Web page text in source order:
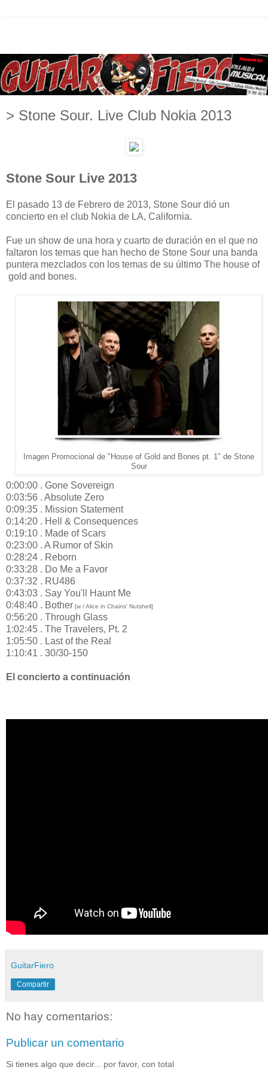
> Stone Sour. Live Club Nokia 2013
Stone Sour Live 2013
El pasado 13 de Febrero de 2013, Stone Sour dió un
concierto en el club Nokia de LA, California.
Fue un show de una hora y cuarto de duración en el que no
faltaron los temas que han hecho de Stone Sour una banda
puntera mezclados con los temas de su último The house of
gold and bones.
Imagen Promocional de "House of Gold and Bones pt. 1" de Stone
Sour
0:00:00 . Gone Sovereign
0:03:56 . Absolute Zero
0:09:35 . Mission Statement
0:14:20 . Hell & Consequences
0:19:10 . Made of Scars
0:23:00 . A Rumor of Skin
0:28:24 . Reborn
0:33:28 . Do Me a Favor
0:37:32 . RU486
0:43:03 . Say You'll Haunt Me
0:48:40 . Bother [w / Alice in Chains' Nutshell]
0:56:20 . Through Glass
1:02:45 . The Travelers, Pt. 2
1:05:50 . Last of the Real
1:10:41 . 30/30-150
El concierto a continuación
GuitarFiero
Compartir
No hay comentarios:
Publicar un comentario
Si tienes algo que decir... por favor, con total